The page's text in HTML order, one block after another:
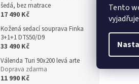
Tento
šedá, bez matrace
17 490 Kč
Kožená sedací souprava Finka
3+1+1 DTS50/D9
33 490 Kč
Válenda Turi 90x200 levá arte
Doprava zdarma
11 990 Kč